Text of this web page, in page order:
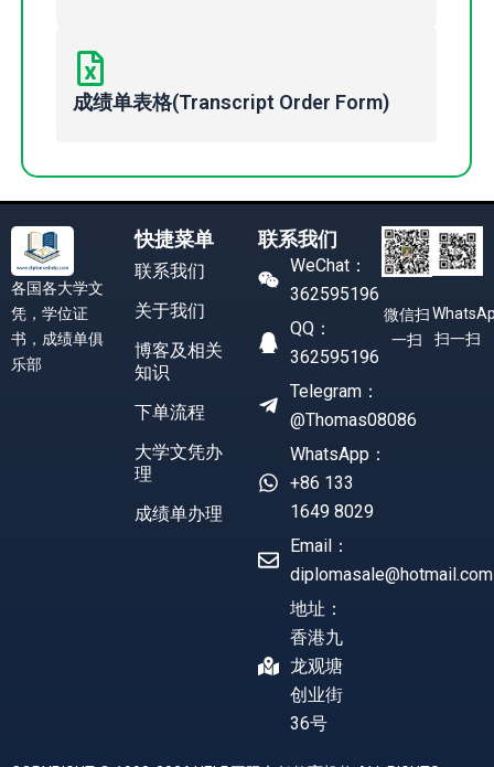
成绩单表格(Transcript Order Form)
各国各大学文
凭，学位证
书，成绩单俱
乐部
快捷菜单
联系我们
关于我们
博客及相关
知识
下单流程
大学文凭办
理
成绩单办理
联系我们
WeChat：
362595196
QQ：
362595196
Telegram：
@Thomas08086
WhatsApp：
+86 133
1649 8029
Email：
diplomasale@hotmail.com
地址：
香港九
龙观塘
创业街
36号
微信扫
一扫
扫一扫